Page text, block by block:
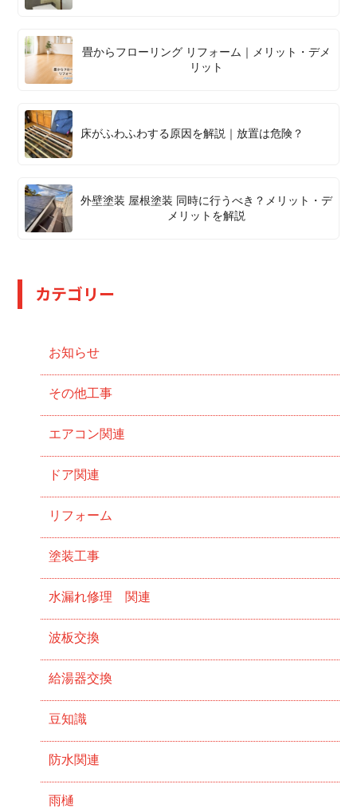
畳からフローリング リフォーム｜メリット・デメ
リット
床がふわふわする原因を解説｜放置は危険？
外壁塗装 屋根塗装 同時に行うべき？メリット・デ
メリットを解説
カテゴリー
お知らせ
その他工事
エアコン関連
ドア関連
リフォーム
塗装工事
水漏れ修理 関連
波板交換
給湯器交換
豆知識
防水関連
雨樋